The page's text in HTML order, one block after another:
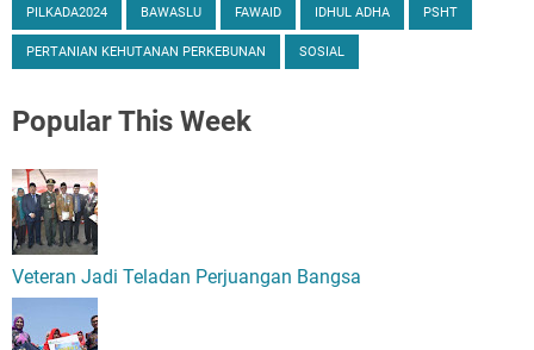
PILKADA2024 BAWASLU FAWAID IDHUL ADHA PSHT
PERTANIAN KEHUTANAN PERKEBUNAN SOSIAL
PopularThis Week
Veteran Jadi Teladan Perjuangan Bangsa